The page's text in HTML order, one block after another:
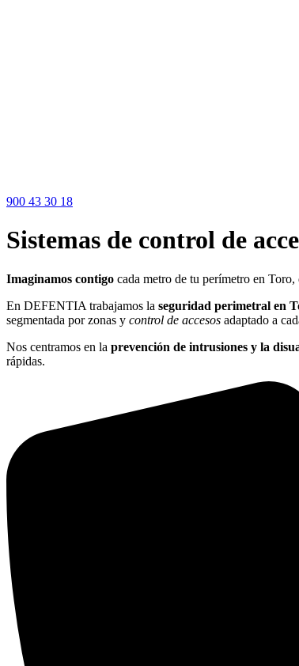
900 43 30 18
Sistemas de control de
Imaginamos contigo cada metro de tu perímetro en
En DEFENTIA trabajamos la seguridad perimetral en
segmentada por zonas y control de accesos adaptado a
Nos centramos en la prevención de intrusiones y la
rápidas.